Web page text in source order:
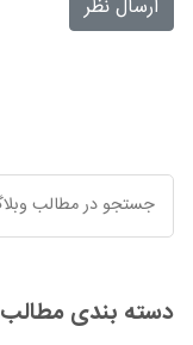
ارسال نظر
دسته بندی مطالب